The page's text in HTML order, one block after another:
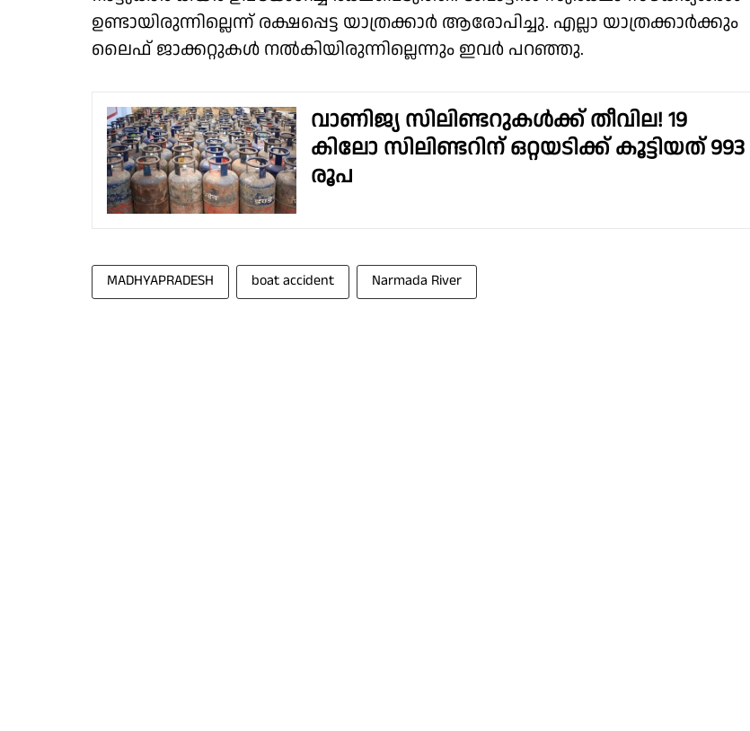
ഉണ്ടായിരുന്നില്ലെന്ന് രക്ഷപ്പെട്ട യാത്രക്കാർ ആരോപിച്ചു. എല്ലാ യാത്രക്കാർക്കും
ലൈഫ് ജാക്കറ്റുകൾ നൽകിയിരുന്നില്ലെന്നും ഇവർ പറഞ്ഞു.
വാണിജ്യ സിലിണ്ടറുകൾക്ക് തീവില! 19
കിലോ സിലിണ്ടറിന് ഒറ്റയടിക്ക് കൂട്ടിയത് 993
രൂപ
MADHYAPRADESH boat accident Narmada River